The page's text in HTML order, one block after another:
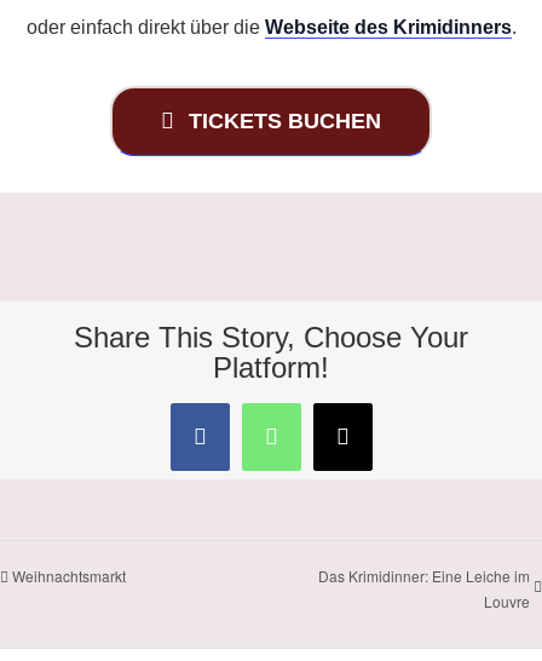
oder einfach direkt über die Webseite des Krimidinners.
TICKETS BUCHEN
Share This Story, Choose Your
Platform!
FacebookWhatsApp
E-
Mail
Weihnachtsmarkt
Das Krimidinner: Eine Leiche im
Louvre